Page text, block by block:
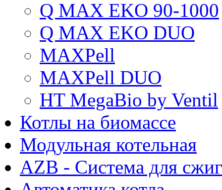
Q MAX EKO 90-1000
Q MAX EKO DUO
MAXPell
MAXPell DUO
HT MegaBio by Ventil
Котлы на биомассе
Модульная котельная
AZB - Система для